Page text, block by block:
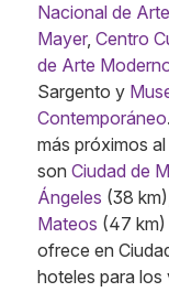
Nacional de Arte
Mayer, Centro
de Arte
Sargento y
Contemporáneo
más próximos
son Ciudad de
Ángeles (38
Mateos (47 km)
ofrece en
hoteles para los